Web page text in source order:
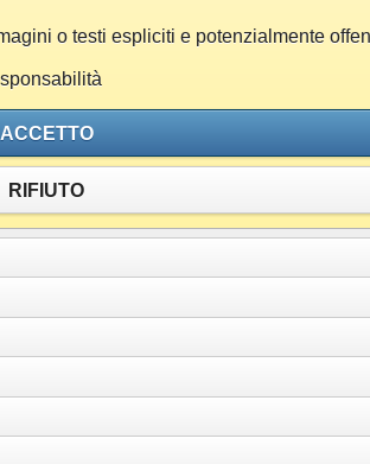
o testi espliciti e potenzialmente
ACCETTO
RIFIUTO